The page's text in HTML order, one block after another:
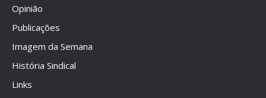
Opinião
Publicações
Imagem da Semana
História Sindical
Links